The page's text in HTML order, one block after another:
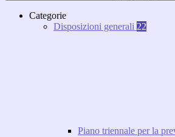
Categorie
Disposizioni generali 22
Piano triennale per la